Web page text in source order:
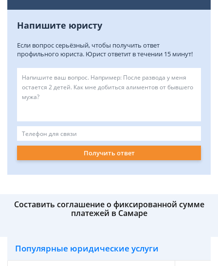
Напишите юристу
Если вопрос серьёзный, чтобы получить ответ
профильного юриста. Юрист ответит в течении 15 минут!
Получить ответ
Составить соглашение о фиксированной сумме
платежей в Самаре
Популярные юридические услуги